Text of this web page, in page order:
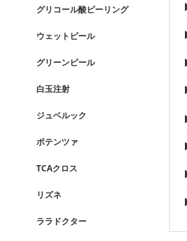
グリコール酸ピーリング
ウェットピール
グリーンピール
白玉注射
ジュベルック
ポテンツァ
TCAクロス
リズネ
ララドクター